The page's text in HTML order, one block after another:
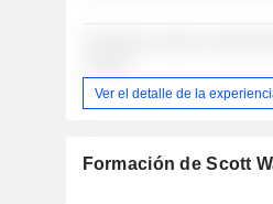
Ver el detalle de la
Formación de Scott